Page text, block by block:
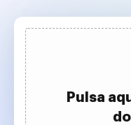
Pulsa